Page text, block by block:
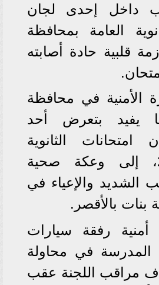
داخل إحدى لجان
العامة بمحافظة
قلبية حادة أصابته
الأمنية في محافظة
يفيد بتعرض أحد
امتحانات الثانوية
العامة 2023، إلى وعكة صحية
الشديد والإعياء في
بنات بالأقصر.
أمنية رفقة سيارات
المدرسة في محاولة
مراقب اللجنة عقب